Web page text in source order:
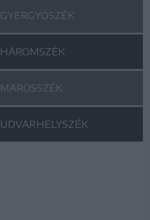
GYERGYÓSZÉK
HÁROMSZÉK
MAROSSZÉK
UDVARHELYSZÉK